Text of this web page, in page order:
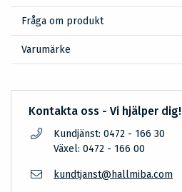
Fråga om produkt
Varumärke
Kontakta oss - Vi hjälper dig!
Kundjänst: 0472 - 166 30
Växel: 0472 - 166 00
kundtjanst@hallmiba.com